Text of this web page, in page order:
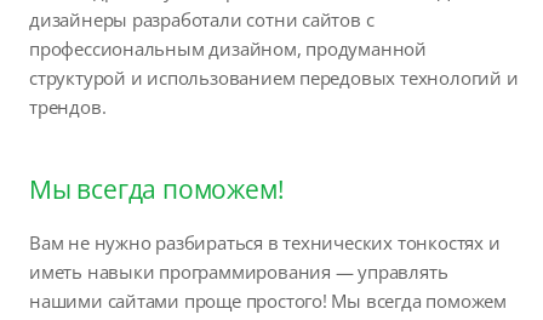
дизайнеры разработали сотни сайтов с
профессиональным дизайном, продуманной
структурой и использованием передовых технологий и
трендов.
Мы всегда поможем!
Вам не нужно разбираться в технических тонкостях и
иметь навыки программирования — управлять
нашими сайтами проще простого! Мы всегда поможем